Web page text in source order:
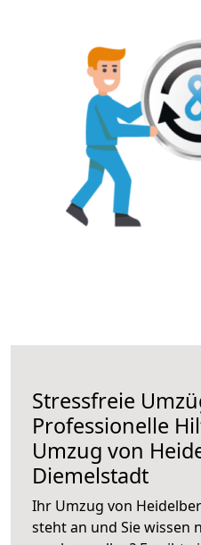
Stressfreie
Professionelle
Umzug von
Diemelstadt
Ihr Umzug von
steht an und Sie wissen